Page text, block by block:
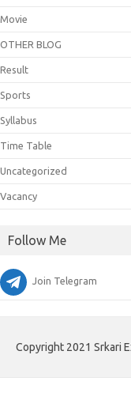
Movie
OTHER BLOG
Result
Sports
Syllabus
Time Table
Uncategorized
Vacancy
Follow Me
Join Telegram
Copyright 2021 Srkari